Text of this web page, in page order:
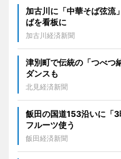
加古川に「中華そば弦
ばを看板に
加古川経済新聞
津別町で伝統の「つべ
ダンスも
北見経済新聞
飯田の国道153沿いに「
フルーツ使う
飯田経済新聞